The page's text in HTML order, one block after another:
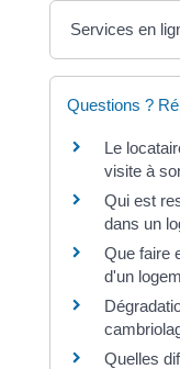
Services en
Questions ?
Le
visite à
Qui est
dans un
Que faire
d'un
Quelles